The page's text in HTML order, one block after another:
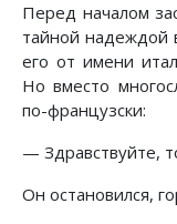
Перед началом
тайной надеждой
его от имени
Но вместо
по-французски:
— Здравствуйте,
Он остановился,